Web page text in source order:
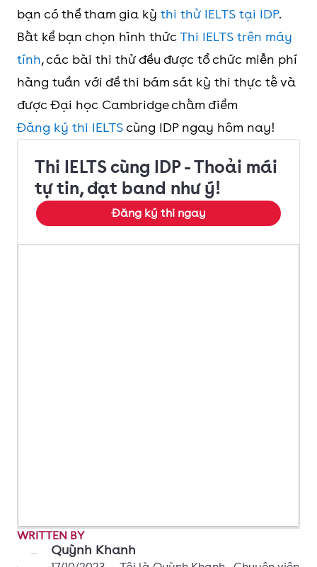
bạn có thể tham gia kỳ thi thử IELTS tại IDP.
Bất kể bạn chọn hình thứcThi IELTS trên máy
tính, các bài thi thử đều được tổ chức miễn phí
hàng tuần với đề thi bám sát kỳ thi thực tế và
được Đại học Cambridge chấm điểm
Đăng ký thi IELTS cùng IDP ngay hôm nay!
Thi IELTS cùng IDP - Thoải mái
tự tin, đạt band như ý!
Đăng ký thi ngay
WRITTEN BY
Quỳnh Khanh